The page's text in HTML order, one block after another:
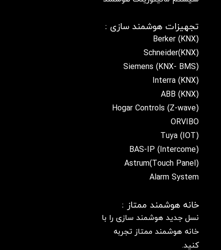
تجهیزات هوشمند سازی :
Berker (KNX)
Schneider(KNX)
Siemens (KNX- BMS)
Interra (KNX)
ABB (KNX)
Hogar Controls (Z-wave)
ORVIBO
Tuya (IOT)
BAS-IP (Intercome)
(Touch Panel)Astrum
Alarm System
خانه هوشمند ممتاز :
نسل جدید هوشمند سازی را با
خانه هوشمند ممتاز تجربه
کنید.